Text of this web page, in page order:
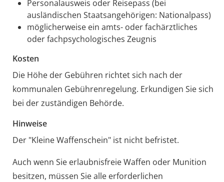
Personalausweis oder Reisepass (bei
ausländischen Staatsangehörigen: Nationalpass)
möglicherweise ein amts- oder fachärztliches
oder fachpsychologisches Zeugnis
Kosten
Die Höhe der Gebühren richtet sich nach der
kommunalen Gebührenregelung. Erkundigen Sie sich
bei der zuständigen Behörde.
Hinweise
Der "Kleine Waffenschein" ist nicht befristet.
Auch wenn Sie erlaubnisfreie Waffen oder Munition
besitzen, müssen Sie alle erforderlichen